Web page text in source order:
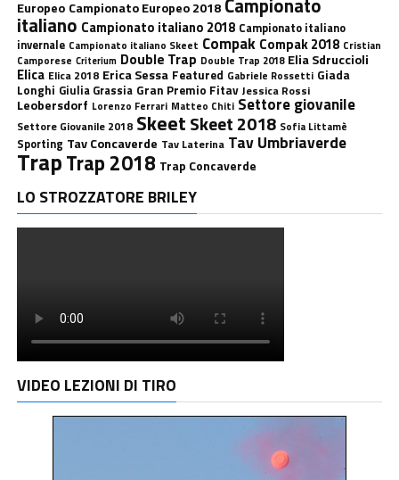
Europeo Campionato Europeo 2018 Campionato
italiano Campionato italiano 2018 Campionato italiano
invernale Campionato italiano Skeet Compak Compak 2018 Cristian
Camporese Criterium Double Trap Double Trap 2018 Elia Sdruccioli
Elica Elica 2018 Erica Sessa Featured Gabriele Rossetti Giada
Longhi Giulia Grassia Gran Premio Fitav Jessica Rossi
Leobersdorf Lorenzo Ferrari Matteo Chiti Settore giovanile
Settore Giovanile 2018 SkeetSkeet 2018 Sofia Littamè
Sporting Tav Concaverde Tav Laterina Tav Umbriaverde
TrapTrap 2018 Trap Concaverde
LO STROZZATORE BRILEY
VIDEO LEZIONI DI TIRO